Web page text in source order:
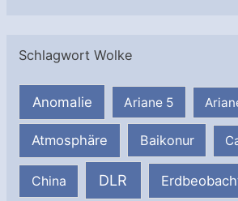
Schlagwort Wolke
Anomalie Ariane 5
Atmosphäre Baikonur
China DLR